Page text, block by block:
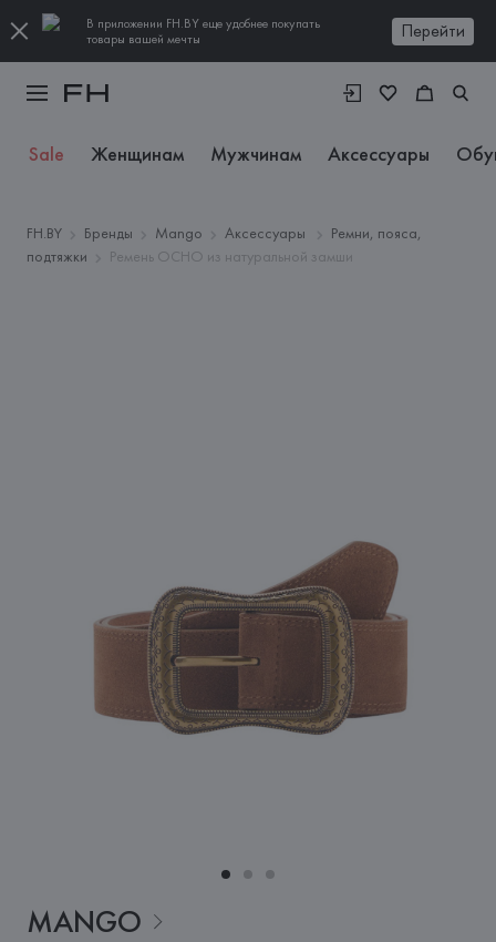
В приложении FH.BY еще удобнее покупать
товары вашей мечты
Перейти
Sale Женщинам Мужчинам Аксессуары
FH.BY Бренды Mango Аксессуары
Ремни, пояса,
подтяжки
Ремень OCHO из натуральной замши
MANGO